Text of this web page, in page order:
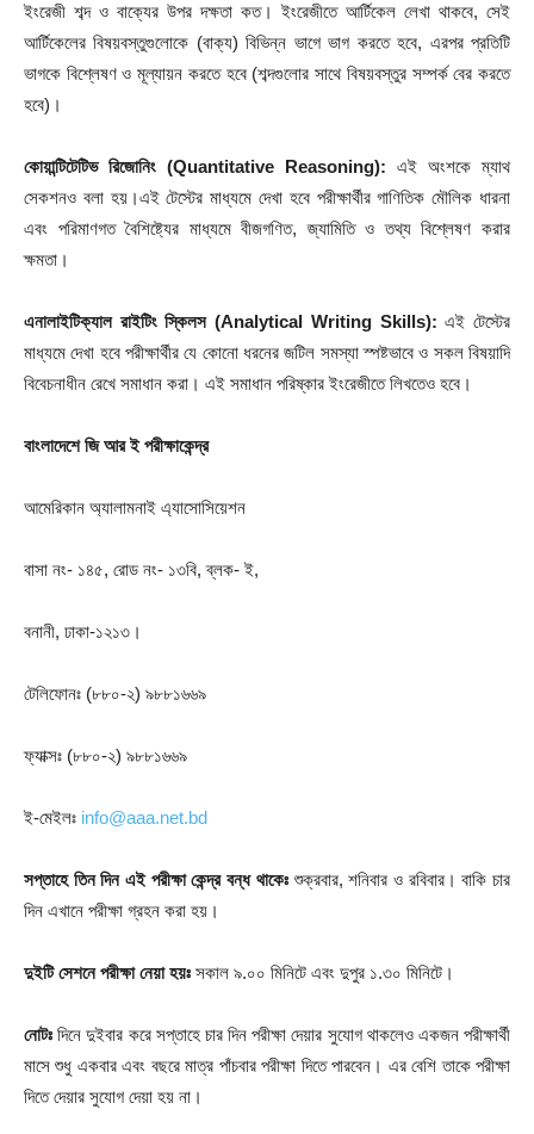
ইংরেজী শব্দ ও বাক্যের উপর দক্ষতা কত। ইংরেজীতে আর্টিকেল লেখা থাকবে, সেই
আর্টিকেলের বিষয়বস্তুগুলোকে (বাক্য) বিভিন্ন ভাগে ভাগ করতে হবে, এরপর প্রতিটি
ভাগকে বিশ্লেষণ ও মূল্যায়ন করতে হবে (শব্দগুলোর সাথে বিষয়বস্তুর সম্পর্ক বের করতে
হবে)।
কোয়ান্টিটেটিভ রিজোনিং (Quantitative Reasoning): এই অংশকে ম্যাথ
সেকশনও বলা হয়।এই টেস্টের মাধ্যমে দেখা হবে পরীক্ষার্থীর গাণিতিক মৌলিক ধারনা
এবং পরিমাণগত বৈশিষ্ট্যের মাধ্যমে বীজগণিত, জ্যামিতি ও তথ্য বিশ্লেষণ করার
ক্ষমতা।
এনালাইটিক্যাল রাইটিং স্কিলস(Analytical Writing Skills):এই টেস্টের
মাধ্যমে দেখা হবে পরীক্ষার্থীর যে কোনো ধরনের জটিল সমস্যা স্পষ্টভাবে ও সকল বিষয়াদি
বিবেচনাধীন রেখে সমাধান করা। এই সমাধান পরিষ্কার ইংরেজীতে লিখতেও হবে।
বাংলাদেশে জি আর ই পরীক্ষাকেন্দ্র
আমেরিকান অ্যালামনাই এ্যাসোসিয়েশন
বাসা নং- ১৪৫, রোড নং- ১৩বি, ব্লক- ই,
বনানী, ঢাকা-১২১৩।
টেলিফোনঃ (৮৮০-২) ৯৮৮১৬৬৯
ফ্যাক্সঃ (৮৮০-২) ৯৮৮১৬৬৯
ই-মেইলঃ info@aaa.net.bd
সপ্তাহে তিন দিন এই পরীক্ষা কেন্দ্র বন্ধ থাকেঃশুক্রবার, শনিবার ও রবিবার। বাকি চার
দিন এখানে পরীক্ষা গ্রহন করা হয়।
দুইটি সেশনে পরীক্ষা নেয়া হয়ঃ সকাল ৯.০০ মিনিটে এবং দুপুর ১.৩০ মিনিটে।
নোটঃ দিনে দুইবার করে সপ্তাহে চার দিন পরীক্ষা দেয়ার সুযোগ থাকলেও একজন পরীক্ষার্থী
মাসে শুধু একবার এবং বছরে মাত্র পাঁচবার পরীক্ষা দিতে পারবেন। এর বেশি তাকে পরীক্ষা
দিতে দেয়ার সুযোগ দেয়া হয় না।